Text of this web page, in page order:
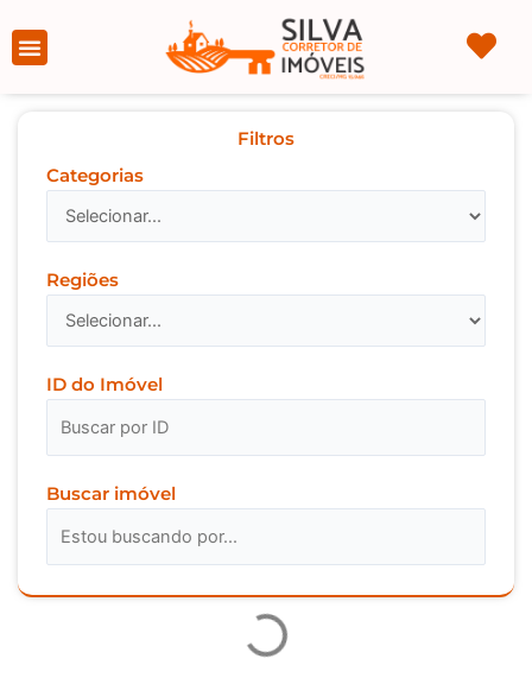
para
conteúdo
Filtros
Categorias
Regiões
ID do Imóvel
Buscar imóvel